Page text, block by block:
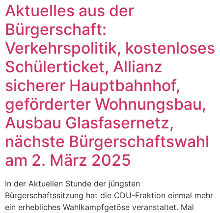
Aktuelles aus der
Bürgerschaft:
Verkehrspolitik, kostenloses
Schülerticket, Allianz
sicherer Hauptbahnhof,
geförderter Wohnungsbau,
Ausbau Glasfasernetz,
nächste Bürgerschaftswahl
am 2. März 2025
In der Aktuellen Stunde der jüngsten
Bürgerschaftssitzung hat die CDU-Fraktion einmal mehr
ein erhebliches Wahlkampfgetöse veranstaltet. Mal